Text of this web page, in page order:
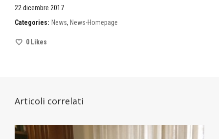
22 dicembre 2017
Categories: News, News-Homepage
0 Likes
Articoli correlati